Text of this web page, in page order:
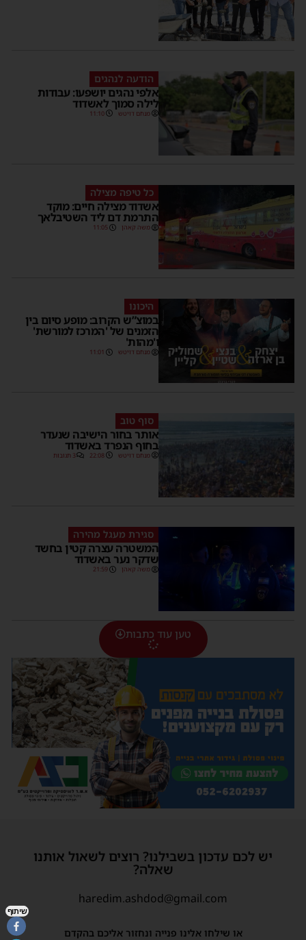
הודעה לנהגים
אלפי נהגים יושפעו: עבודות
לילה סמוך לאשדוד
מנחם דויטש 11:10
כל טיפה מצילה
אשדוד מצילה חיים: מוקד
התרמת דם ליד השטיבלאך
משה קאהן 11:05
היכונו
במוצ”ש הקרוב: מופע סיום בין
הזמנים של 'המרכז למורשת'
ו'מהות'
מנחם דויטש 11:01
סוף טוב
אותר בחור הישיבה שנעדר
בחוף הנפרד באשדוד
מנחם דויטש 22:08 3 תגובות
סגירת מעגל מהירה
המשטרה עצרה קטין בחשד
שדקר נער באשדוד
משה קאהן 21:59
טען עוד כתבות
יש לכם עדכון בשבילנו? רוצים לשאול אותנו
שאלה?
haredim.ashdod@gmail.com
או שילחו אלינו פנייה ונחזור אליכם בהקדם
שיתוף